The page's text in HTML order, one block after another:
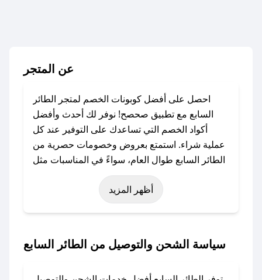
عن المتجر
احصل على أفضل كوبونات الخصم لمتجر الطائر
السابع مع تطبيق صحصح! نوفر لك أحدث وأفضل
أكواد الخصم التي تساعدك على التوفير عند كل
عملية شراء. استمتع بعروض وخصومات حصرية من
الطائر السابع طوال العام، سواءً في المناسبات مثل
عيد الفطر، عيد الأضحى، الجمعة البيضاء (شهر
نوفمبر)، رمضان، اليوم الوطني، يوم التأسيس، أو
حتى عروض خاصة أخرى.
باستخدام تطبيق صحصح، يمكنك العثور بسهولة على
أظهر المزيد
سياسة الشحن والتوصيل من الطائر السابع